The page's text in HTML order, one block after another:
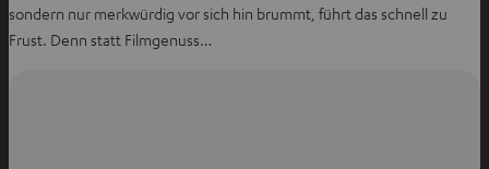
sondern nur merkwürdig vor sich hin brummt, führt das schnell zu
Frust. Denn statt Filmgenuss…